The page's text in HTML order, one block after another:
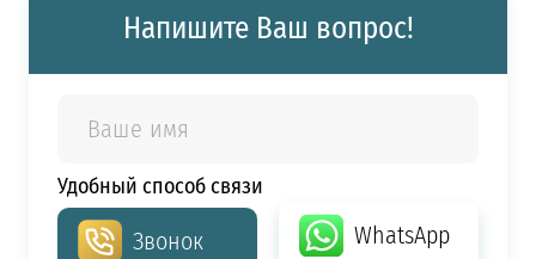
Напишите Ваш вопрос!
Удобный способ связи
Звонок WhatsApp